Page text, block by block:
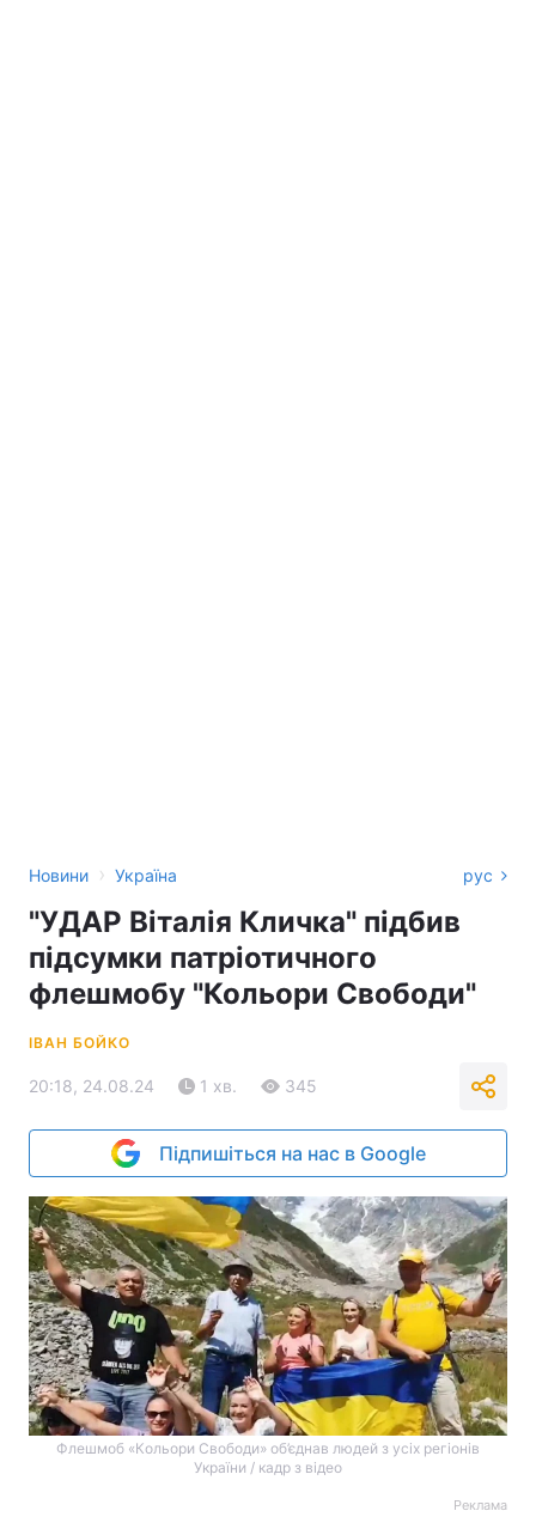
Новини › Україна рус
"УДАР Віталія Кличка" підбив
підсумки патріотичного
флешмобу "Кольори Свободи"
ІВАН БОЙКО
20:18, 24.08.24 1 хв. 345
Підпишіться на нас в Google
Флешмоб «Кольори Свободи» об’єднав людей з усіх регіонів
України / кадр з відео
Реклама